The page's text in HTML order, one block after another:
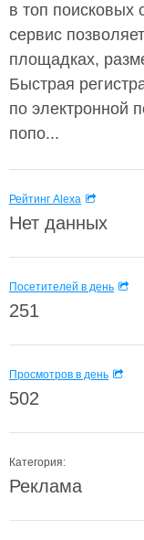
в топ поисковых
сервис
площадках,
Быстрая
по электронной
попо...
Рейтинг Alexa
Нет данных
Посетителей в день
251
Просмотров в день
502
Категория:
Реклама